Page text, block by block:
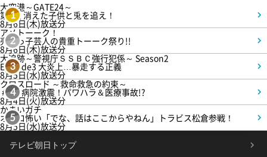
1
大空港～GATE24～
第3話 消えた子供と兎を追え！
8月6日(木)放送分
2
アメトーーク！
売れっ子芸人の貴重トーーク祭り!!
8月6日(木)放送分
3
大追跡～警視庁ＳＳＢＣ強行犯係～ Season2
Episode3 大炎上…暴走する正義
8月5日(水)放送分
4
クロスロード ～救命救急の約束～
＃5 病院激震！パワハラ＆医療事故!?
8月4日(火)放送分
5
かまいガチ
オモロ怖い「でな、話はここからやねん」トラビス松倉参戦！
8月5日(水)放送分
テレビ朝日トップ